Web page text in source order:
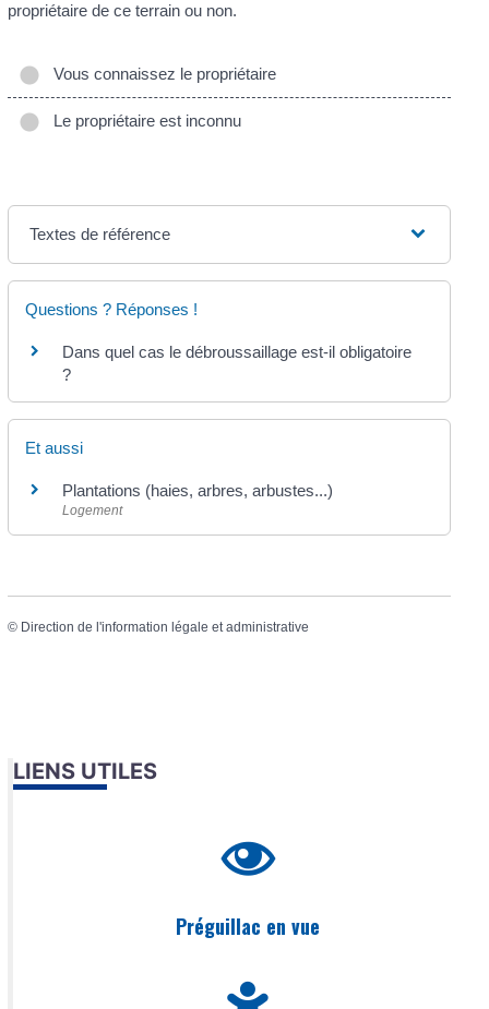
propriétaire de ce terrain ou non.
Vous connaissez le propriétaire
Le propriétaire est inconnu
Textes de référence
Questions ? Réponses !
Dans quel cas le débroussaillage est-il obligatoire
?
Et aussi
Plantations (haies, arbres, arbustes...)
Logement
© Direction de l'information légale et administrative
LIENS UTILES
Préguillac en vue